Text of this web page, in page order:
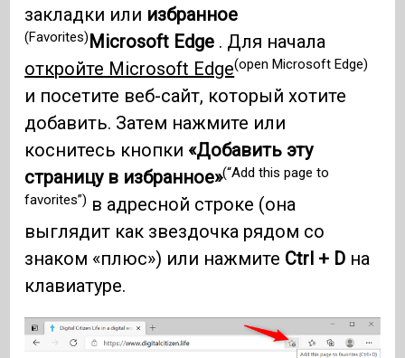
закладки или избранное
(Favorites) Microsoft Edge . Для начала
откройте Microsoft Edge(open Microsoft Edge)
и посетите веб-сайт, который хотите
добавить. Затем нажмите или
коснитесь кнопки «Добавить эту
страницу в избранное»(“Add this page to
favorites”) в адресной строке (она
выглядит как звездочка рядом со
знаком «плюс») или нажмите Ctrl + D на
клавиатуре.